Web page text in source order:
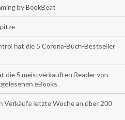
by BookBeat
hat die 5 Corona-Buch-Bestseller
die 5 meistverkauften Reader von
eBooks
Verkäufe letzte Woche an über 200